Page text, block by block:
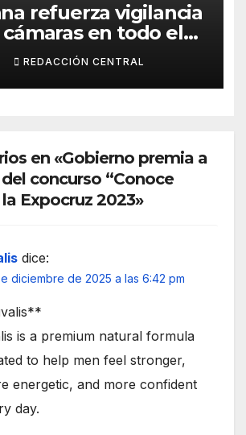
refuerza vigilancia
en todo el
REDACCIÓN CENTRAL
en «Gobierno premia a
concurso “Conoce
Expocruz 2023»
dice:
diciembre de 2025 a las 6:42 pm
is a premium natural formula
to help men feel stronger,
energetic, and more confident
day.